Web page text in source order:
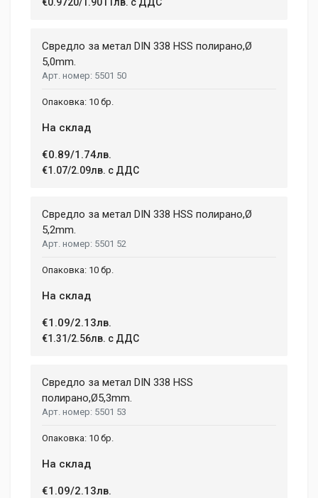
Свредло за метал DIN 338 HSS полирано,Ø
5,0mm.
5501 50
10 бр.
На склад
€0.89/1.74лв.
€1.07/2.09лв. с ДДС
Свредло за метал DIN 338 HSS полирано,Ø
5,2mm.
5501 52
10 бр.
На склад
€1.09/2.13лв.
€1.31/2.56лв. с ДДС
Свредло за метал DIN 338 HSS
полиранo,Ø5,3mm.
5501 53
10 бр.
На склад
€1.09/2.13лв.